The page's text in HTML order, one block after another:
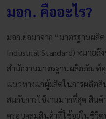
มอก. คืออะไร?
มอก.ย่อมาจาก “มาตรฐานผ
Industrial Standard) หมายถึ
สำนักงานมาตรฐานผลิตภัณฑ์
แนวทางแก่ผู้ผลิตในการผลิต
สมกับการใช้งานมากที่สุด สิน
ครอบคลุมสินค้าที่ใช้อยู่ในชีวิ